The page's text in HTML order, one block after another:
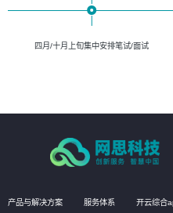
四月/十月上旬集中安排笔试/面试
产品与解决方案 服务体系 开云综合